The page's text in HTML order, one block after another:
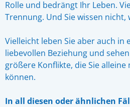
Rolle und bedrängt Ihr Leben.
Trennung. Und Sie wissen nicht,
Vielleicht leben Sie aber auch in
liebevollen Beziehung und
größere Konflikte, die Sie
können.
In all diesen oder ähnlichen